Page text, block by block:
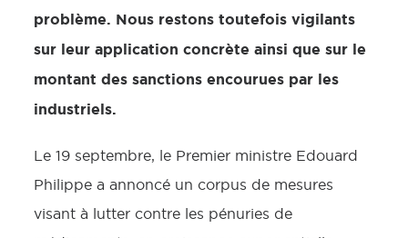
problème. Nous restons toutefois vigilants
sur leur application concrète ainsi que sur le
montant des sanctions encourues par les
industriels.
Le 19 septembre, le Premier ministre Edouard
Philippe a annoncé un corpus de mesures
visant à lutter contre les pénuries de